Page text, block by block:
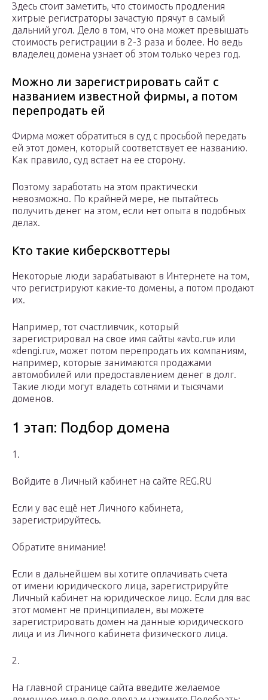
Здесь стоит заметить, что стоимость продления
хитрые регистраторы зачастую прячут в самый
дальний угол. Дело в том, что она может превышать
стоимость регистрации в 2-3 раза и более. Но ведь
владелец домена узнает об этом только через год.
Можно ли зарегистрировать сайт с
названием известной фирмы, а потом
перепродать ей
Фирма может обратиться в суд с просьбой передать
ей этот домен, который соответствует ее названию.
Как правило, суд встает на ее сторону.
Поэтому заработать на этом практически
невозможно. По крайней мере, не пытайтесь
получить денег на этом, если нет опыта в подобных
делах.
Кто такие киберсквоттеры
Некоторые люди зарабатывают в Интернете на том,
что регистрируют какие-то домены, а потом продают
их.
Например, тот счастливчик, который
зарегистрировал на свое имя сайты «avto.ru» или
«dengi.ru», может потом перепродать их компаниям,
например, которые занимаются продажами
автомобилей или предоставлением денег в долг.
Такие люди могут владеть сотнями и тысячами
доменов.
1 этап: Подбор домена
1.
Войдите в Личный кабинет на сайте REG.RU
Если у вас ещё нет Личного кабинета,
зарегистрируйтесь.
Обратите внимание!
Если в дальнейшем вы хотите оплачивать счета
от имени юридического лица, зарегистрируйте
Личный кабинет на юридическое лицо. Если для вас
этот момент не принципиален, вы можете
зарегистрировать домен на данные юридического
лица и из Личного кабинета физического лица.
2.
На главной странице сайта введите желаемое